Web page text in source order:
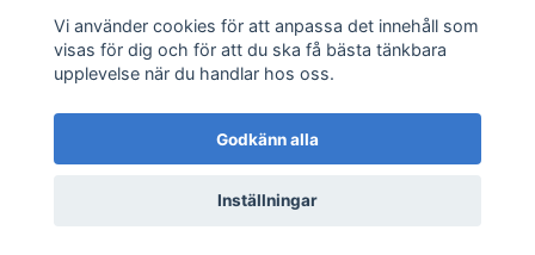
Köpvillkor
Kontakt
© 2026 JL ESSENTIALS–Powered by Quickbutik
Vi använder cookies för att anpassa det innehåll som
visas för dig och för att du ska få bästa tänkbara
upplevelse när du handlar hos oss.
Godkänn alla
Inställningar